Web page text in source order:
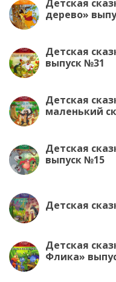
Детская
дерево»
Детская
выпуск №31
Детская
маленький
Детская
выпуск №15
Детская
Детская
Флика»